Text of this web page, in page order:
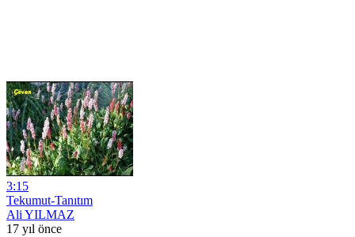
3:15
Tekumut-Tanıtım
Ali YILMAZ
17 yıl önce